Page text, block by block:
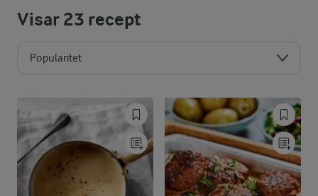
Visar23 recept
Popularitet